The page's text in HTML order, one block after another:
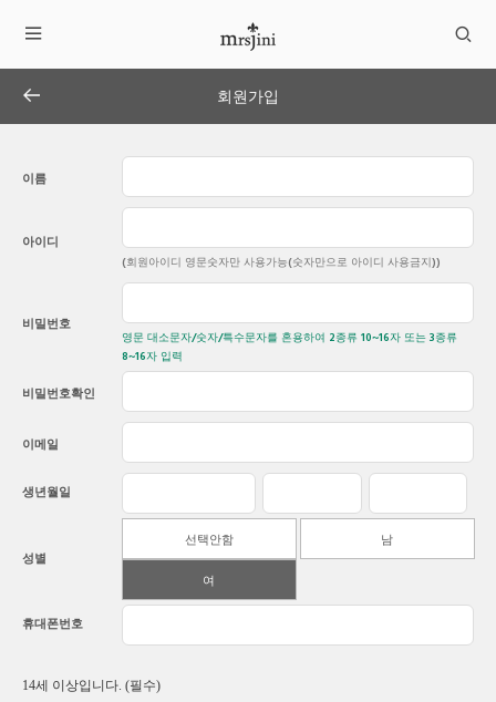
회원가입
이름
아이디
(회원아이디 영문숫자만 사용가능(숫자만으로 아이디 사용금지))
비밀번호
영문 대소문자/숫자/특수문자를 혼용하여 2종류 10~16자 또는 3종류
8~16자 입력
비밀번호확인
이메일
생년월일
성별
선택안함 남
여
휴대폰번호
14세 이상입니다. (필수)